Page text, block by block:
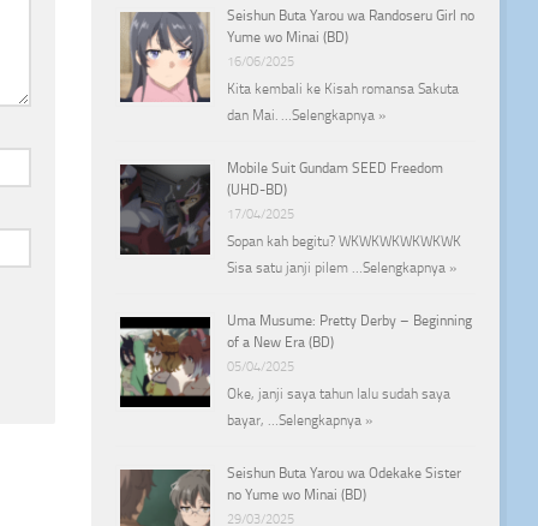
Seishun Buta Yarou wa Randoseru Girl no
Yume wo Minai (BD)
16/06/2025
Kita kembali ke Kisah romansa Sakuta
dan Mai. …Selengkapnya »
Mobile Suit Gundam SEED Freedom
(UHD-BD)
17/04/2025
Sopan kah begitu? WKWKWKWKWKWK
Sisa satu janji pilem …Selengkapnya »
Uma Musume: Pretty Derby – Beginning
of a New Era (BD)
05/04/2025
Oke, janji saya tahun lalu sudah saya
bayar, …Selengkapnya »
Seishun Buta Yarou wa Odekake Sister
no Yume wo Minai (BD)
29/03/2025